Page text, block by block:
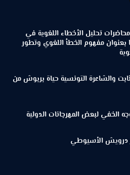
تحليل الأخطاء اللغوية في
بعنوان مفهوم الخطأ اللغوي وتطور
والشاعرة التونسية حياة بربوش من
الخفي لبعض المهرجانات الدولية
درويش الأسيوطي